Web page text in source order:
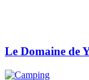
Le Domaine de